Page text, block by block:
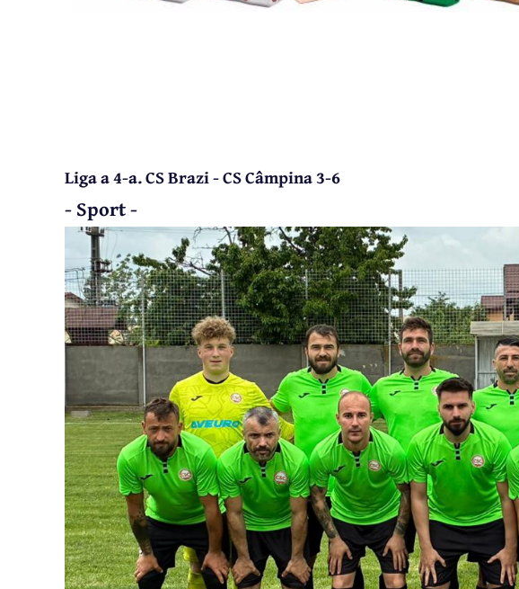
Liga a 4-a. CS Brazi - CS Câmpina 3-6
- Sport -